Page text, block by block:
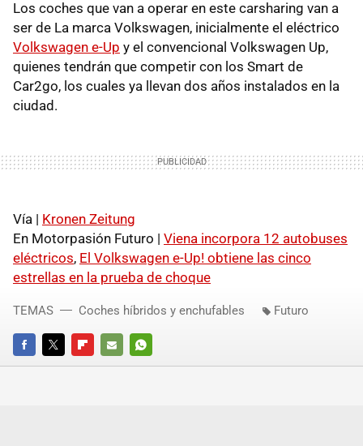
Los coches que van a operar en este carsharing van a
ser de La marca Volkswagen, inicialmente el eléctrico
Volkswagen e-Up y el convencional Volkswagen Up,
quienes tendrán que competir con los Smart de
Car2go, los cuales ya llevan dos años instalados en la
ciudad.
Vía | Kronen Zeitung
En Motorpasión Futuro | Viena incorpora 12 autobuses
eléctricos, El Volkswagen e-Up! obtiene las cinco
estrellas en la prueba de choque
FACEBOOKTWITTERFLIPBOARD
E-
WHATSAPP
TEMAS Coches híbridos y enchufables Futuro